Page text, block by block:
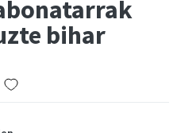
bihar